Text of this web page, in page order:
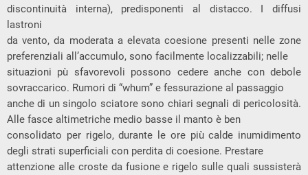
discontinuità interna), predisponenti al distacco. I diffusi
lastroni
da vento, da moderata a elevata coesione presenti nelle zone
preferenziali all’accumulo, sono facilmente localizzabili; nelle
situazioni pù sfavorevoli possono cedere anche con debole
sovraccarico. Rumori di “whum” e fessurazione al passaggio
anche di un singolo sciatore sono chiari segnali di pericolosità.
Alle fasce altimetriche medio basse il manto è ben
consolidato per rigelo, durante le ore più calde inumidimento
degli strati superficiali con perdita di coesione. Prestare
attenzione alle croste da fusione e rigelo sulle quali sussisterà